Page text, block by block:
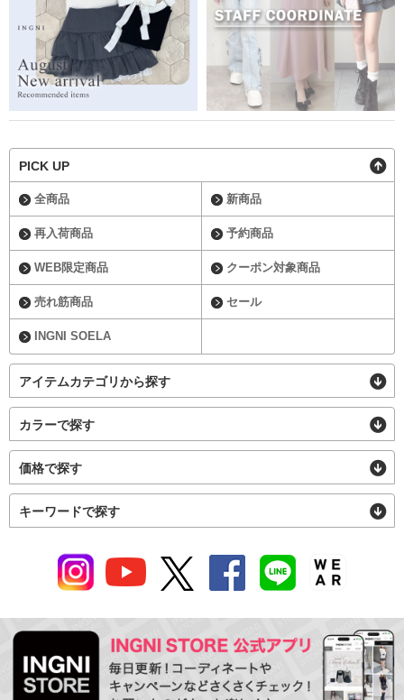
PICK UP
全商品 新商品
再入荷商品 予約商品
WEB限定商品 クーポン対象商品
売れ筋商品 セール
INGNI SOELA
アイテムカテゴリから探す
カラーで探す
価格で探す
キーワードで探す